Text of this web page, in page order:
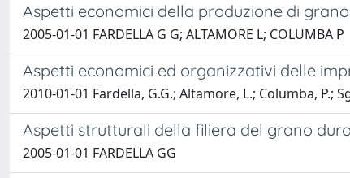
Aspetti economici della produzione di
2005-01-01 FARDELLA G G; ALTAMORE L; COLUMBA P
Aspetti economici ed organizzativi delle
2010-01-01 Fardella, G.G.; Altamore, L.; Columba, P.;
Aspetti strutturali della filiera del grano
2005-01-01 FARDELLA GG